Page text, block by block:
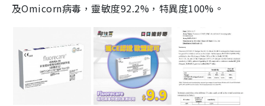
及Omicorn病毒，靈敏度92.2%，特異度100%。